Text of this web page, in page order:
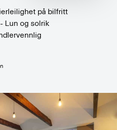
på bilfritt
Lun og solrik